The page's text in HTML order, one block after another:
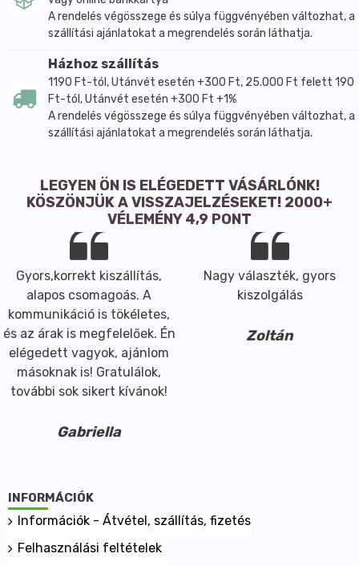
Só
0,07 g 0,04 g
A termék kizárólag a nátrium természetes jelenléte
miatt tartalmaz sót.
A rendelés végösszege és súlya függvényében változhat, a
szállítási ajánlatokat a megrendelés során láthatja.
Házhoz szállítás
1190 Ft-tól, Utánvét esetén +300 Ft, 25.000 Ft felett 190
Ft-tól, Utánvét esetén +300 Ft +1%
A rendelés végösszege és súlya függvényében változhat, a
szállítási ajánlatokat a megrendelés során láthatja.
LEGYEN ÖN IS ELÉGEDETT VÁSÁRLÓNK!
KÖSZÖNJÜK A VISSZAJELZÉSEKET! 2000+
VÉLEMÉNY 4,9 PONT
Gyors,korrekt kiszállítás,
alapos csomagoás. A
kommunikáció is tökéletes,
és az árak is megfelelőek. Én
elégedett vagyok, ajánlom
másoknak is! Gratulálok,
további sok sikert kívánok!
Gabriella
Nagy választék, gyors
kiszolgálás
Zoltán
INFORMÁCIÓK
Információk - Átvétel, szállítás, fizetés
Felhasználási feltételek